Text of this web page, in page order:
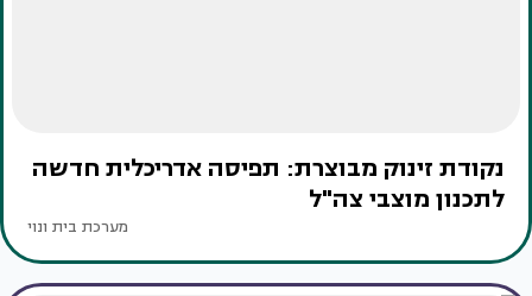
נקודת זינוק מבוצרת: תפיסה אדריכלית חדשה
לתכנון מוצבי צה"ל
מערכת בית ונוי